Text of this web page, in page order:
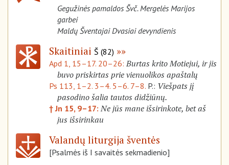
Gegužinės pamaldos Švč. Mergelės Marijos
garbei
Maldų Šventajai Dvasiai devyndienis
Skaitiniai Š (82)
Apd 1, 15–17. 20–26:Burtas krito Motiejui, ir jis
buvo priskirtas prie vienuolikos apaštalų
Ps 113, 1–2. 3–4. 5–6. 7–8. P.: Viešpats jį
pasodino šalia tautos didžiūnų.
† Jn 15, 9–17:Ne jūs mane išsirinkote, bet aš
jus išsirinkau
Valandų liturgija šventės
[Psalmės iš I savaitės sekmadienio]